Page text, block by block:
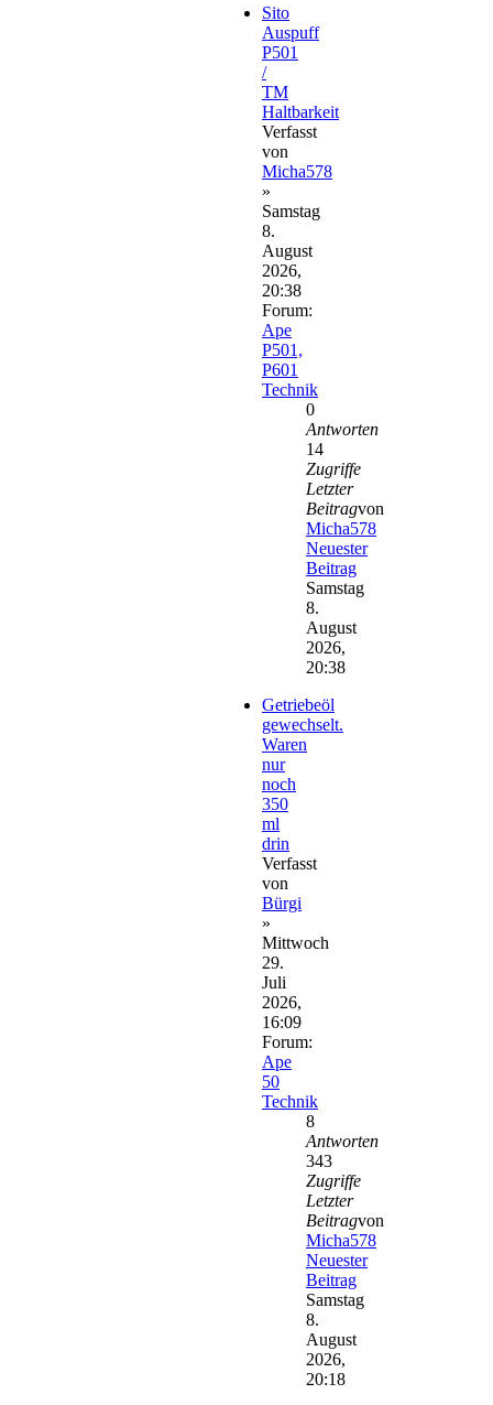
Sito
Auspuff
P501
/
TM
Haltbarkeit
Verfasst
von
Micha578
»
Samstag
8.
August
2026,
20:38
Forum:
Ape
P501,
P601
Technik
0
Antworten
14
Zugriffe
Letzter
Beitragvon
Micha578
Neuester
Beitrag
Samstag
8.
August
2026,
20:38
Getriebeöl
gewechselt.
Waren
nur
noch
350
ml
drin
Verfasst
von
Bürgi
»
Mittwoch
29.
Juli
2026,
16:09
Forum:
Ape
50
Technik
8
Antworten
343
Zugriffe
Letzter
Beitragvon
Micha578
Neuester
Beitrag
Samstag
8.
August
2026,
20:18